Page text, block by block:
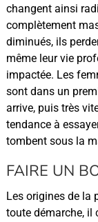
changent ainsi
complètement
diminués, ils
même leur vie
impactée. Les
sont dans un
arrive, puis très
tendance à
tombent sous la
FAIRE UN
Les origines de la
toute démarche, il